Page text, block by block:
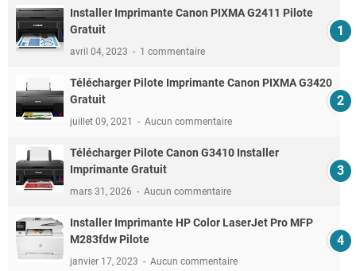
Installer Imprimante Canon PIXMA G2411 Pilote
Gratuit
avril 04, 2023 1 commentaire
Télécharger Pilote Imprimante Canon PIXMA G3420
Gratuit
juillet 09, 2021 Aucun commentaire
Télécharger Pilote Canon G3410 Installer
Imprimante Gratuit
mars 31, 2026 Aucun commentaire
Installer Imprimante HP Color LaserJet Pro MFP
M283fdw Pilote
janvier 17, 2023 Aucun commentaire